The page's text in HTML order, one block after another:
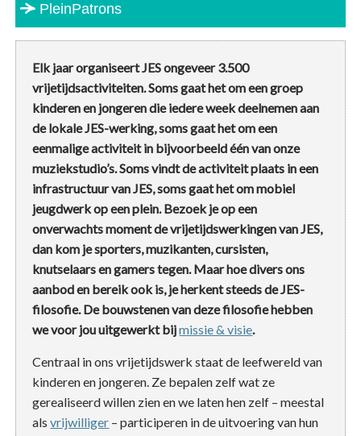
PleinPatrons
Elk jaar organiseert JES ongeveer 3.500
vrijetijdsactiviteiten. Soms gaat het om een groep
kinderen en jongeren die iedere week deelnemen aan
de lokale JES-werking, soms gaat het om een
eenmalige activiteit in bijvoorbeeld één van onze
muziekstudio’s. Soms vindt de activiteit plaats in een
infrastructuur van JES, soms gaat het om mobiel
jeugdwerk op een plein. Bezoek je op een
onverwachts moment de vrijetijdswerkingen van JES,
dan kom je sporters, muzikanten, cursisten,
knutselaars en gamers tegen. Maar hoe divers ons
aanbod en bereik ook is, je herkent steeds de JES-
filosofie. De bouwstenen van deze filosofie hebben
we voor jou uitgewerkt bijmissie & visie.
Centraal in ons vrijetijdswerk staat de leefwereld van
kinderen en jongeren. Ze bepalen zelf wat ze
gerealiseerd willen zien en we laten hen zelf – meestal
alsvrijwilliger – participeren in de uitvoering van hun